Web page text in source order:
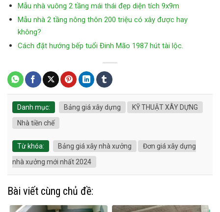
Mẫu nhà vuông 2 tầng mái thái đẹp diện tích 9x9m
Mẫu nhà 2 tầng nông thôn 200 triệu có xây được hay
không?
Cách đặt hướng bếp tuổi Đinh Mão 1987 hút tài lộc.
Danh mục: Bảng giá xây dựng
KỸ THUẬT XÂY DỰNG
Nhà tiền chế
Từ khóa: Bảng giá xây nhà xưởng
Đơn giá xây dựng
nhà xưởng mới nhất 2024
Bài viết cùng chủ đề: